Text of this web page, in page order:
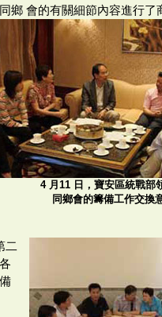
鄉 會的有關細節內容進行了
4 月11 日，寶安區統戰部
同鄉會的籌備工作交換
二